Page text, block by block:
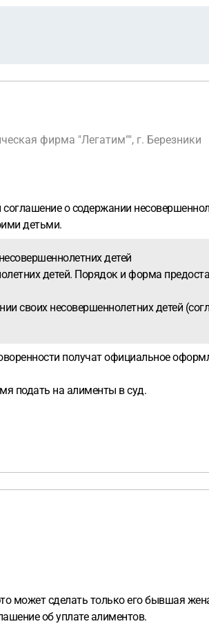
фирма "Легатим"", г. Березники
о содержании
детьми.
детей
детей. Порядок и форма
своих несовершеннолетних детей
получат официальное
подать на алименты в суд.
может сделать только его бывшая
об уплате алиментов.